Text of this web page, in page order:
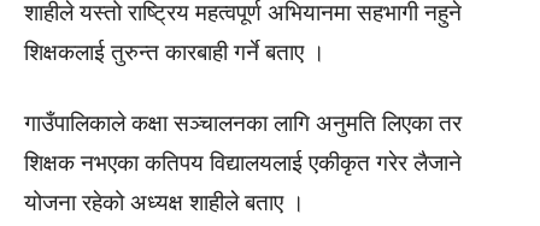
शाहीले यस्तो राष्ट्रिय महत्वपूर्ण अभियानमा सहभागी नहुने
शिक्षकलाई तुरुन्त कारबाही गर्ने बताए ।
गाउँपालिकाले कक्षा सञ्चालनका लागि अनुमति लिएका तर
शिक्षक नभएका कतिपय विद्यालयलाई एकीकृत गरेर लैजाने
योजना रहेको अध्यक्ष शाहीले बताए ।